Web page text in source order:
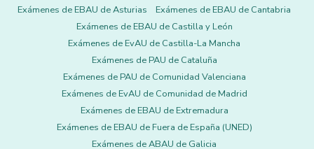
Exámenes de EBAU de Asturias
Exámenes de EBAU de Cantabria
Exámenes de EBAU de Castilla y León
Exámenes de EvAU de Castilla-La Mancha
Exámenes de PAU de Cataluña
Exámenes de PAU de Comunidad Valenciana
Exámenes de EvAU de Comunidad de Madrid
Exámenes de EBAU de Extremadura
Exámenes de EBAU de Fuera de España (UNED)
Exámenes de ABAU de Galicia